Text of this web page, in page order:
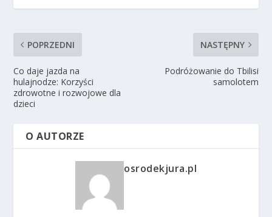
POPRZEDNI
Co daje jazda na
hulajnodze: Korzyści
zdrowotne i rozwojowe dla
dzieci
NASTĘPNY
Podróżowanie do Tbilisi
samolotem
O AUTORZE
osrodekjura.pl